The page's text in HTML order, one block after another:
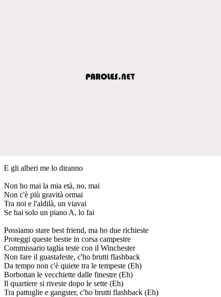
E gli alberi me lo diranno
Non ho mai la mia età, no, mai
Non c'è più gravità ormai
Tra noi e l'aldilà, un viavai
Se hai solo un piano A, lo fai
Possiamo stare best friend, ma ho due richieste
Proteggi queste bestie in corsa campestre
Commissario taglia teste con il Winchester
Non fare il guastafeste, c'ho brutti flashback
Da tempo non c'è quiete tra le tempeste (Eh)
Borbottan le vecchiette dalle finestre (Eh)
Il quartiere si riveste dopo le sette (Eh)
Tra pattuglie e gangster, c'ho brutti flashback (Eh)